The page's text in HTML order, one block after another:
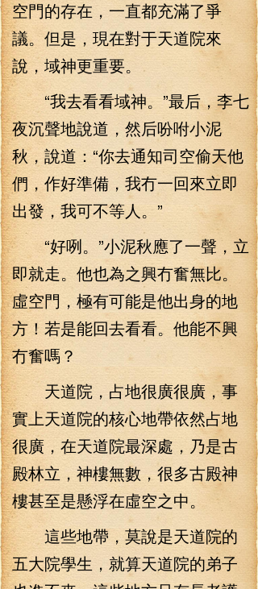
空門的存在，一直都充滿了爭
議。但是，現在對于天道院來
說，域神更重要。
“我去看看域神。”最后，李七
夜沉聲地說道，然后吩咐小泥
秋，說道：“你去通知司空偷天他
們，作好準備，我冇一回來立即
出發，我可不等人。”
“好咧。”小泥秋應了一聲，立
即就走。他也為之興冇奮無比。
虛空門，極有可能是他出身的地
方！若是能回去看看。他能不興
冇奮嗎？
天道院，占地很廣很廣，事
實上天道院的核心地帶依然占地
很廣，在天道院最深處，乃是古
殿林立，神樓無數，很多古殿神
樓甚至是懸浮在虛空之中。
這些地帶，莫說是天道院的
五大院學生，就算天道院的弟子